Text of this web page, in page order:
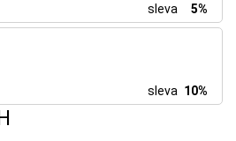
sleva
5%
sleva 10%